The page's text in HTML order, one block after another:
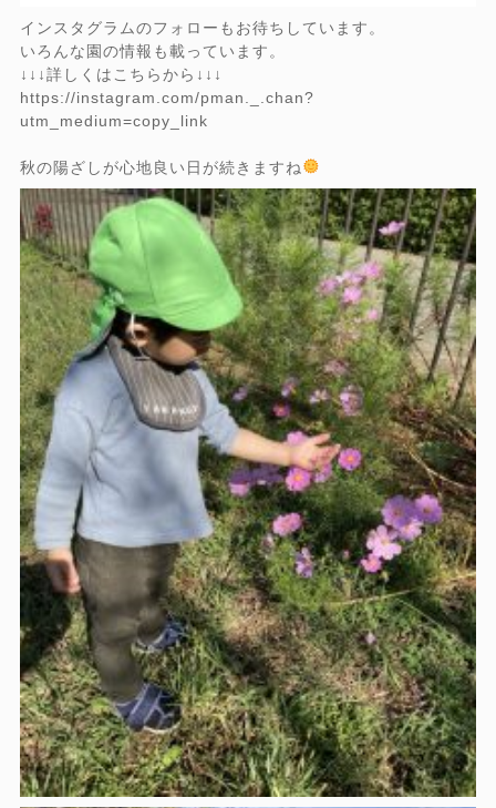
インスタグラムのフォローもお待ちしています。
いろんな園の情報も載っています。
↓↓↓詳しくはこちらから↓↓↓
https://instagram.com/pman._.chan?
utm_medium=copy_link
秋の陽ざしが心地良い日が続きますね